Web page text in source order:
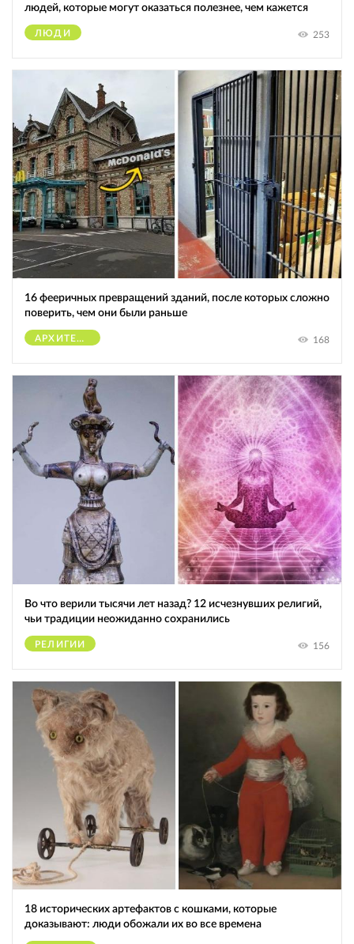
людей, которые могут оказаться полезнее, чем кажется
ЛЮДИ 253
16 фееричных превращений зданий, после которых сложно
поверить, чем они были раньше
АРХИТЕКТУРА 168
Во что верили тысячи лет назад? 12 исчезнувших религий,
чьи традиции неожиданно сохранились
РЕЛИГИИ 156
18 исторических артефактов с кошками, которые
доказывают: люди обожали их во все времена